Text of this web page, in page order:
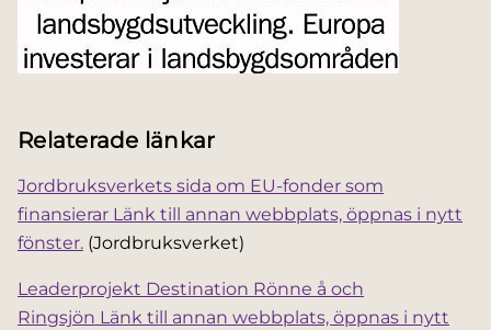
Relaterade länkar
Jordbruksverkets sida om EU-fonder som
finansierar Länk till annan webbplats, öppnas i nytt
fönster. (Jordbruksverket)
Leaderprojekt Destination Rönne å och
Ringsjön Länk till annan webbplats, öppnas i nytt